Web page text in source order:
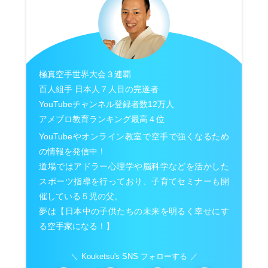
極真空手世界大会３連覇
百人組手 日本人７人目の完遂者
YouTubeチャンネル登録者数12万人
アメブロ教育ランキング最高４位
YouTubeやオンライン教室で空手で強くなるため
の情報を発信中！
道場ではアドラー心理学や脳科学などを活かした
スポーツ指導を行っており、子育てセミナーも開
催している５児の父。
夢は【日本中の子供たちの未来を明るく幸せにす
る空手家になる！】
Kouketsu's SNS フォローする